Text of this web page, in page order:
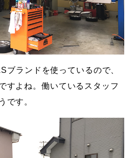
ブランドを使っているので、
すよね。働いているスタッフ
です。